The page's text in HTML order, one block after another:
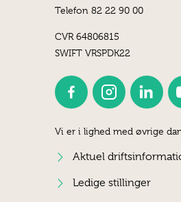
Telefon 82 22 90 00
CVR 64806815
SWIFT VRSPDK22
Vi er i lighed med øvrige
Aktuel
Ledige stillinger